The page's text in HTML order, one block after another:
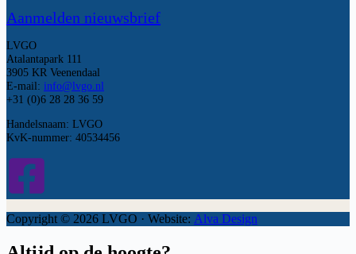
Aanmelden nieuwsbrief
LVGO
Atalantapark 111
3905 KR Veenendaal
E-mail: info@lvgo.nl
+31 (0)6 28 28 36 59
Handelsnaam: LVGO
KvK-nummer: 40534456
Copyright © 2026 LVGO · Website: Alva Design